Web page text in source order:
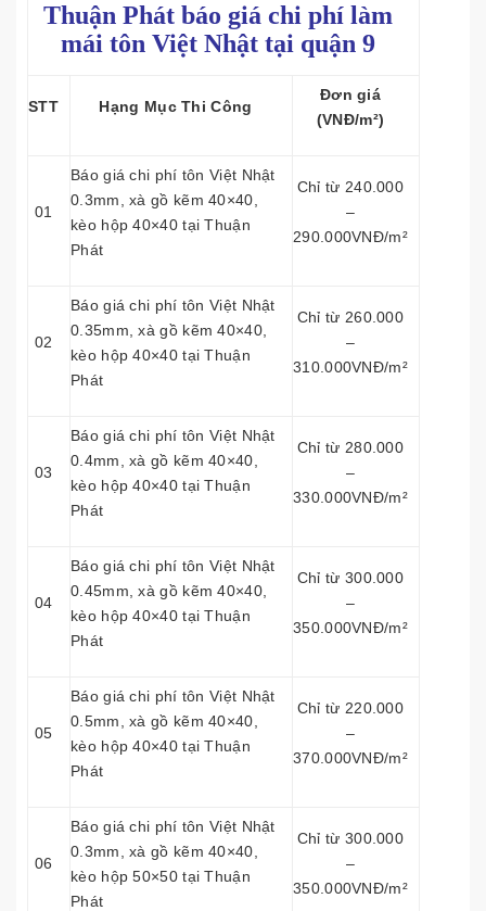
Thuận Phát báo giá chi phí làm
mái tôn Việt Nhật tại quận 9
STT Hạng Mục Thi Công
Đơn giá
(VNĐ/m²)
01
Báo giá chi phí tôn Việt Nhật
0.3mm, xà gồ kẽm 40×40,
kèo hộp 40×40 tại Thuận
Phát
Chỉ từ 240.000
–
290.000VNĐ/m²
02
Báo giá chi phí tôn Việt Nhật
0.35mm, xà gồ kẽm 40×40,
kèo hộp 40×40 tại Thuận
Phát
Chỉ từ 260.000
–
310.000VNĐ/m²
03
Báo giá chi phí tôn Việt Nhật
0.4mm, xà gồ kẽm 40×40,
kèo hộp 40×40 tại Thuận
Phát
Chỉ từ 280.000
–
330.000VNĐ/m²
04
Báo giá chi phí tôn Việt Nhật
0.45mm, xà gồ kẽm 40×40,
kèo hộp 40×40 tại Thuận
Phát
Chỉ từ 300.000
–
350.000VNĐ/m²
05
Báo giá chi phí tôn Việt Nhật
0.5mm, xà gồ kẽm 40×40,
kèo hộp 40×40 tại Thuận
Phát
Chỉ từ 220.000
–
370.000VNĐ/m²
06
Báo giá chi phí tôn Việt Nhật
0.3mm, xà gồ kẽm 40×40,
kèo hộp 50×50 tại Thuận
Phát
Chỉ từ 300.000
–
350.000VNĐ/m²